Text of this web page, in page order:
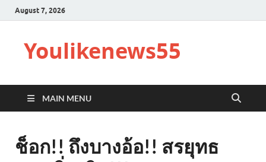
August 7, 2026
Youlikenews55
MAIN MENU
ช็อก!! ถึงบางอ้อ!! สรยุทธ